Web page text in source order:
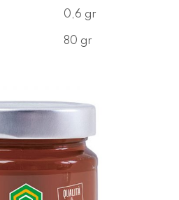
0,6 gr
80 gr